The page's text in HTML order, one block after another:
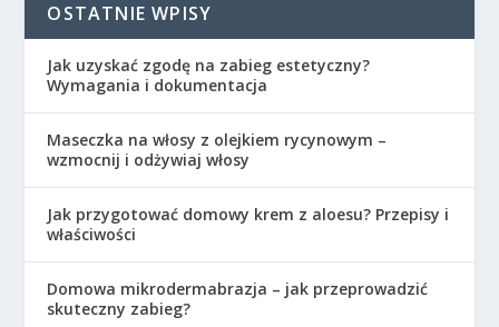
OSTATNIE WPISY
Jak uzyskać zgodę na zabieg estetyczny?
Wymagania i dokumentacja
Maseczka na włosy z olejkiem rycynowym –
wzmocnij i odżywiaj włosy
Jak przygotować domowy krem z aloesu? Przepisy i
właściwości
Domowa mikrodermabrazja – jak przeprowadzić
skuteczny zabieg?